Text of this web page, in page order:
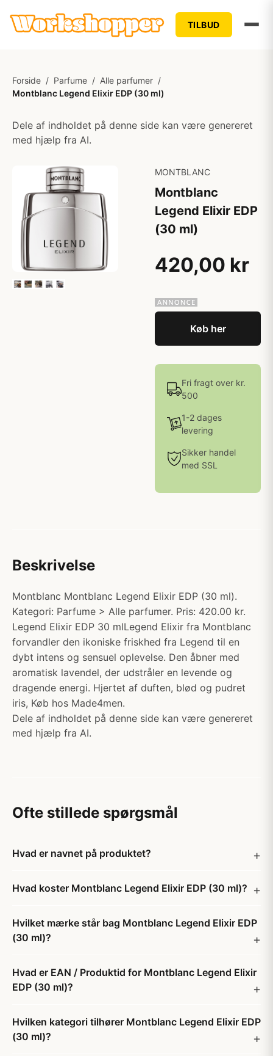
TILBUD
Forside / Parfume / Alle parfumer /
Montblanc Legend Elixir EDP (30 ml)
Dele af indholdet på denne side kan være genereret
med hjælp fra AI.
MONTBLANC
Montblanc
Legend Elixir EDP
(30 ml)
420,00 kr
Køb her
Fri fragt over kr.
500
1-2 dages
levering
Sikker handel
med SSL
Beskrivelse
Montblanc Montblanc Legend Elixir EDP (30 ml).
Kategori: Parfume > Alle parfumer. Pris: 420.00 kr.
Legend Elixir EDP 30 mlLegend Elixir fra Montblanc
forvandler den ikoniske friskhed fra Legend til en
dybt intens og sensuel oplevelse. Den åbner med
aromatisk lavendel, der udstråler en levende og
dragende energi. Hjertet af duften, blød og pudret
iris, Køb hos Made4men.
Dele af indholdet på denne side kan være genereret
med hjælp fra AI.
Ofte stillede spørgsmål
Hvad er navnet på produktet?
Hvad koster Montblanc Legend Elixir EDP (30 ml)?
Hvilket mærke står bag Montblanc Legend Elixir EDP
(30 ml)?
Hvad er EAN / Produktid for Montblanc Legend Elixir
EDP (30 ml)?
Hvilken kategori tilhører Montblanc Legend Elixir EDP
(30 ml)?